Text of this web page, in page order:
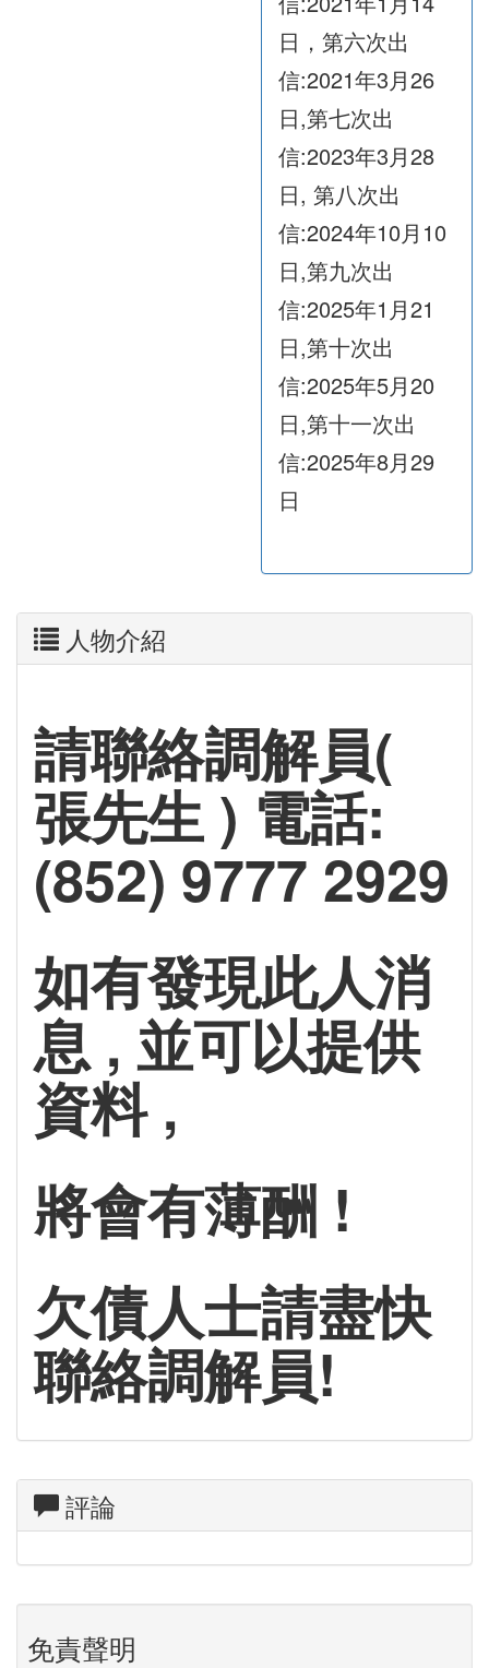
日，第六次出
信:2021年3月26
日,第七次出
信:2023年3月28
日, 第八次出
信:2024年10月10
日,第九次出
信:2025年1月21
日,第十次出
信:2025年5月20
日,第十一次出
信:2025年8月29
日
人物介紹
請聯絡調解員(
張先生 ) 電話:
(852) 9777 2929
如有發現此人消
息 , 並可以提供
資料 ,
將會有薄酬 !
欠債人士請盡快
聯絡調解員!
評論
免責聲明